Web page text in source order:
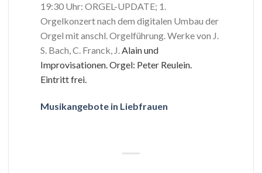
19:30 Uhr: ORGEL-UPDATE; 1.
Orgelkonzert nach dem digitalen Umbau der
Orgel mit anschl. Orgelführung. Werke von J.
S. Bach, C. Franck, J.Alain und
Improvisationen. Orgel: Peter Reulein.
Eintritt frei.
Musikangebote in Liebfrauen